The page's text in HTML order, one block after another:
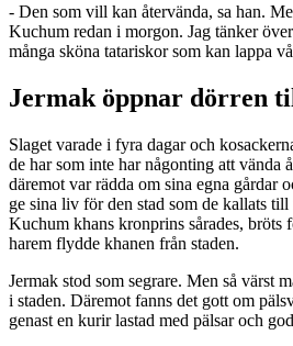
- Den som vill kan återvända, sa han.
Kuchum redan i morgon. Jag tänker
många sköna tatariskor som kan lappa
Jermak öppnar dörren
Slaget varade i fyra dagar och
de har som inte har någonting att vända
däremot var rädda om sina egna gårdar
ge sina liv för den stad som de kallats
Kuchum khans kronprins sårades, bröts
harem flydde khanen från staden.
Jermak stod som segrare. Men så värst
i staden. Däremot fanns det gott om
genast en kurir lastad med pälsar och